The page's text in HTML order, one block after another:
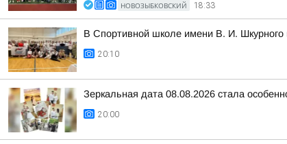
НОВОЗЫБКОВСКИЙ 18:33
В Спортивной школе имени В. И.
20:10
Зеркальная дата 08.08.2026 стала
20:00